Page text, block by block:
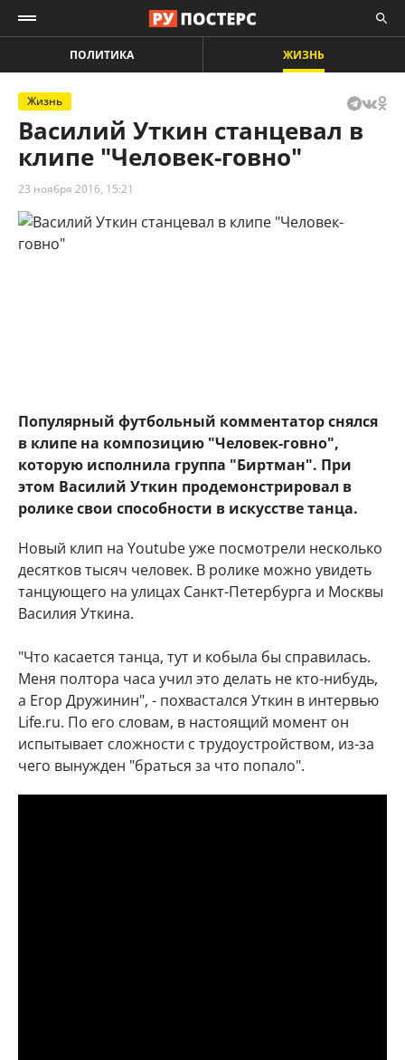
ПОЛИТИКА ЖИЗНЬ
Жизнь
Василий Уткин станцевал в
клипе "Человек-говно"
23 ноября 2016, 15:21
Популярный футбольный комментатор снялся
в клипе на композицию "Человек-говно",
которую исполнила группа "Биртман". При
этом Василий Уткин продемонстрировал в
ролике свои способности в искусстве танца.
Новый клип на Youtube уже посмотрели несколько
десятков тысяч человек. В ролике можно увидеть
танцующего на улицах Санкт-Петербурга и Москвы
Василия Уткина.
"Что касается танца, тут и кобыла бы справилась.
Меня полтора часа учил это делать не кто-нибудь,
а Егор Дружинин", - похвастался Уткин в интервью
Life.ru. По его словам, в настоящий момент он
испытывает сложности с трудоустройством, из-за
чего вынужден "браться за что попало".